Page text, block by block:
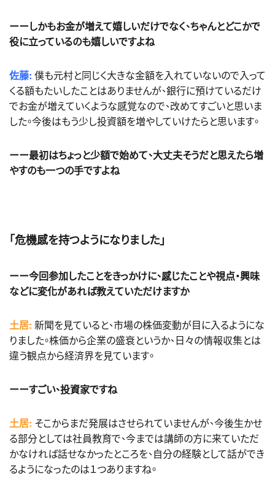
ーーしかもお金が増えて嬉しいだけでなく、ちゃんとどこかで
役に立っているのも嬉しいですよね
佐藤: 僕も元村と同じく大きな金額を入れていないので入って
くる額もたいしたことはありませんが、銀行に預けているだけ
でお金が増えていくような感覚なので、改めてすごいと思いま
した。今後はもう少し投資額を増やしていけたらと思います。
ーー最初はちょっと少額で始めて、大丈夫そうだと思えたら増
やすのも一つの手ですよね
「危機感を持つようになりました」
ーー今回参加したことをきっかけに、感じたことや視点・興味
などに変化があれば教えていただけますか
土居: 新聞を見ていると、市場の株価変動が目に入るようにな
りました。株価から企業の盛衰というか、日々の情報収集とは
違う観点から経済界を見ています。
ーーすごい、投資家ですね
土居: そこからまだ発展はさせられていませんが、今後生かせ
る部分としては社員教育で、今までは講師の方に来ていただ
かなければ話せなかったところを、自分の経験として話ができ
るようになったのは１つありますね。